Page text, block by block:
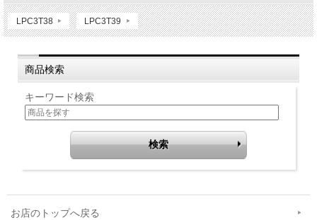
LPC3T38 LPC3T39
商品検索
キーワード検索
お店のトップへ戻る